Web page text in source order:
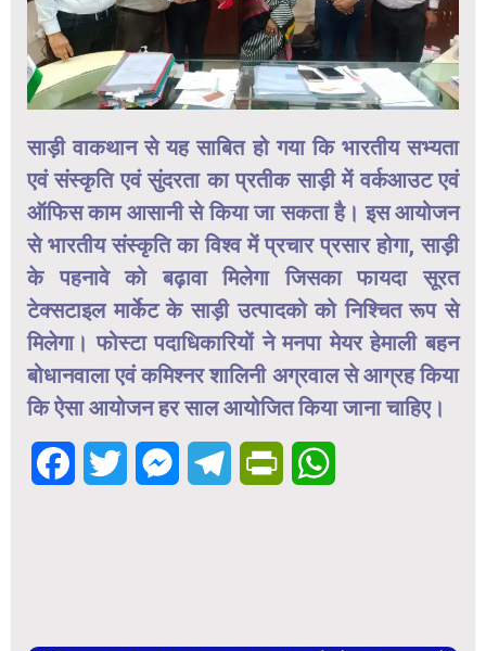
साड़ी वाकथान से यह साबित हो गया कि भारतीय सभ्यता
एवं संस्कृति एवं सुंदरता का प्रतीक साड़ी में वर्कआउट एवं
ऑफिस काम आसानी से किया जा सकता है। इस आयोजन
से भारतीय संस्कृति का विश्व में प्रचार प्रसार होगा, साड़ी
के पहनावे को बढ़ावा मिलेगा जिसका फायदा सूरत
टेक्सटाइल मार्केट के साड़ी उत्पादको को निश्चित रूप से
मिलेगा। फोस्टा पदाधिकारियों ने मनपा मेयर हेमाली बहन
बोधानवाला एवं कमिश्नर शालिनी अग्रवाल से आग्रह किया
कि ऐसा आयोजन हर साल आयोजित किया जाना चाहिए।
FacebookTwitter MessengerTelegramPrintFriendly